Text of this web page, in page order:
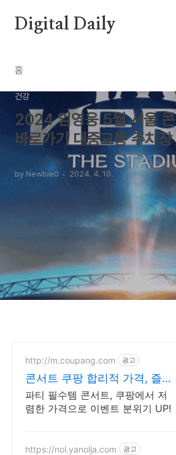
Digital Daily
홈
건강
2024 임영웅 5월 서울
바로가기 대중교통 주차장
by Newbie0 2024. 4. 10.
http://m.coupang.com 광고
콘서트 쿠팡 합리적 가격, 즐거
움은 두배
파티 필수템 콘서트, 쿠팡에서 저
렴한 가격으로 이벤트 분위기 UP!
https://nol.yanolja.com 광고